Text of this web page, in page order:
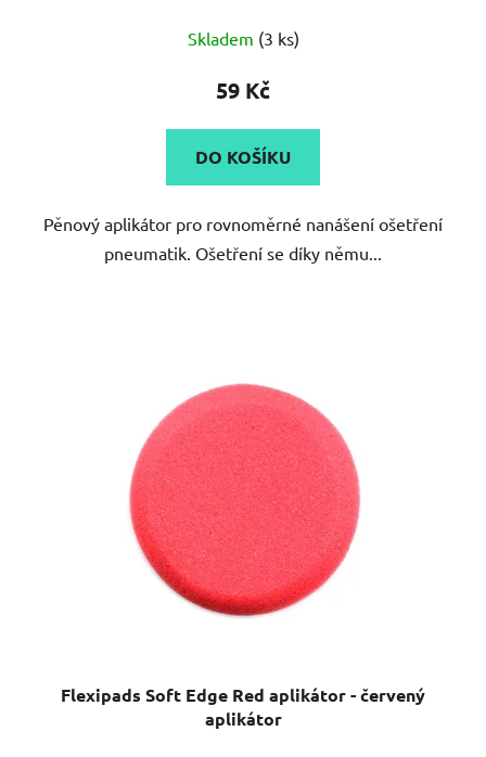
Skladem (3 ks)
59 Kč
DO KOŠÍKU
Pěnový aplikátor pro rovnoměrné nanášení ošetření
pneumatik. Ošetření se díky němu...
Flexipads Soft Edge Red aplikátor - červený
aplikátor